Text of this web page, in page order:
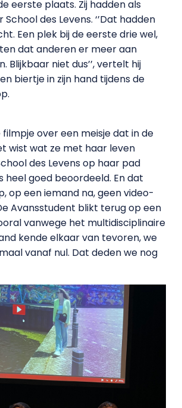
eerste plaats. Zij hadden als
des Levens. ‘’Dat hadden
Een plek bij de eerste drie wel,
dat anderen er meer aan
Blijkbaar niet dus’’, vertelt hij
biertje in zijn hand tijdens de
over een meisje dat in de
wist wat ze met haar leven
des Levens op haar pad
heel goed beoordeeld. En dat
op een iemand na, geen video-
Avansstudent blikt terug op een
vanwege het multidisciplinaire
kende elkaar van tevoren, we
vanaf nul. Dat deden we nog